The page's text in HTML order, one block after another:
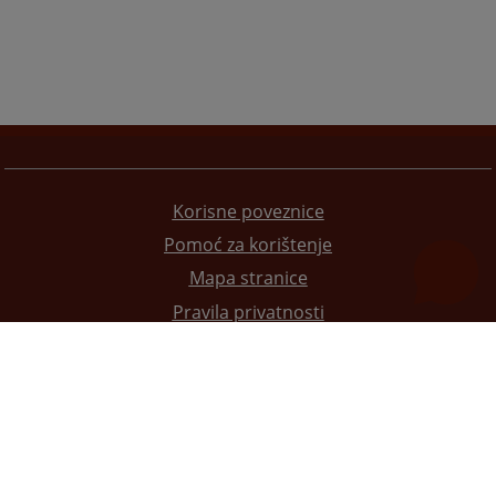
Korisne poveznice
Pomoć za korištenje
Mapa stranice
Pravila privatnosti